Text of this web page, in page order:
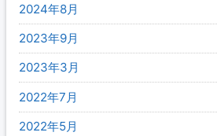
2024年8月
2023年9月
2023年3月
2022年7月
2022年5月